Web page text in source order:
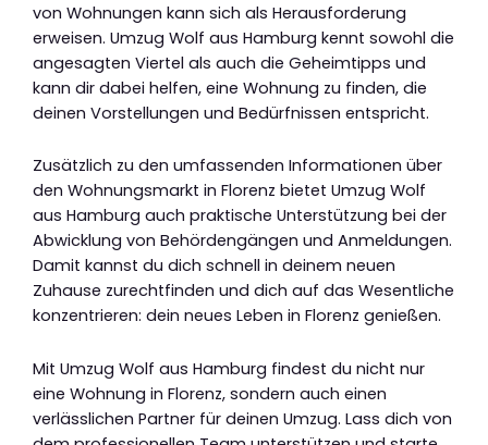
von Wohnungen kann sich als Herausforderung
erweisen. Umzug Wolf aus Hamburg kennt sowohl die
angesagten Viertel als auch die Geheimtipps und
kann dir dabei helfen, eine Wohnung zu finden, die
deinen Vorstellungen und Bedürfnissen entspricht.
Zusätzlich zu den umfassenden Informationen über
den Wohnungsmarkt in Florenz bietet Umzug Wolf
aus Hamburg auch praktische Unterstützung bei der
Abwicklung von Behördengängen und Anmeldungen.
Damit kannst du dich schnell in deinem neuen
Zuhause zurechtfinden und dich auf das Wesentliche
konzentrieren: dein neues Leben in Florenz genießen.
Mit Umzug Wolf aus Hamburg findest du nicht nur
eine Wohnung in Florenz, sondern auch einen
verlässlichen Partner für deinen Umzug. Lass dich von